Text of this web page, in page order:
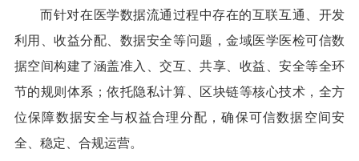
而针对在医学数据流通过程中存在的互联互通、开发
利用、收益分配、数据安全等问题，金域医学医检可信数
据空间构建了涵盖准入、交互、共享、收益、安全等全环
节的规则体系；依托隐私计算、区块链等核心技术，全方
位保障数据安全与权益合理分配，确保可信数据空间安
全、稳定、合规运营。